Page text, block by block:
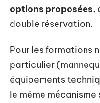
options proposées,
double réservation.
Pour les formations
particulier
équipements
le même mécanisme